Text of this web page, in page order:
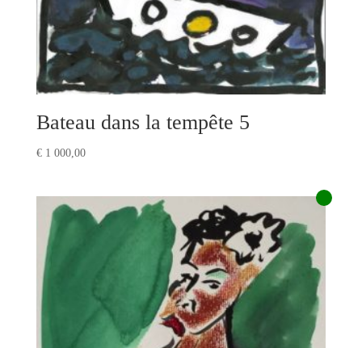
Bateau dans la tempête 5
€1 000,00